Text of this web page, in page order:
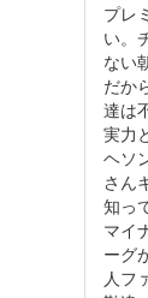
プレ
い。
ない
だか
達は
実力
ヘソ
さん
知っ
マイ
ーグ
人フ